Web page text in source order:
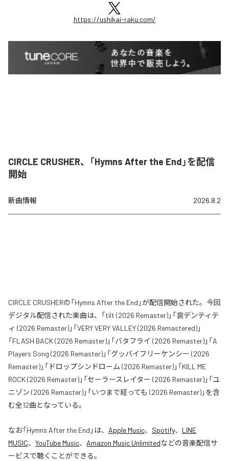
https://ushikai-raku.com/
CIRCLE CRUSHER、「Hymns After the End」を配信
開始
新曲情報 2026.8.2
CIRCLE CRUSHERの「Hymns After the End」が配信開始された。今回
デジタル配信された楽曲は、「tilt (2026 Remaster)」「哀デンティテ
ィ (2026 Remaster)」「VERY VERY VALLEY (2026 Remastered)」
「FLASH BACK (2026 Remaster)」「バタフライ (2026 Remaster)」「A
Players Song (2026 Remaster)」「グッバイフリーケンシー (2026
Remaster)」「ドロップシンドローム (2026 Remaster)」「KILL ME
ROCK (2026 Remaster)」「セーラースレイター (2026 Remaster)」「ユ
ニゾン (2026 Remaster)」「いつまで経っても (2026 Remaster)」を含
む全12曲となっている。
なお「Hymns After the End 」は、 Apple Music、 Spotify、 LINE
MUSIC、 YouTube Music、 Amazon Music Unlimitedなどの音楽配信サ
ービスで聴くことができる。